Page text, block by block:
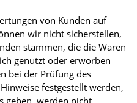
von Kunden auf
wir nicht sicherstellen,
stammen, die die Waren
genutzt oder erworben
bei der Prüfung des
festgestellt werden,
geben, werden nicht